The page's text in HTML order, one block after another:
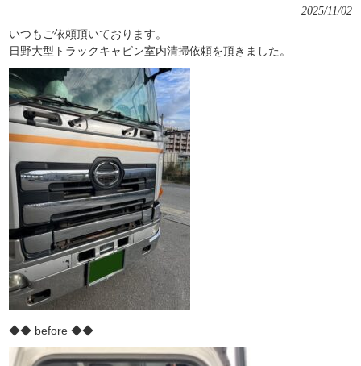
2025/11/02
いつもご依頼頂いております。
日野大型トラックキャビン室内清掃依頼を頂きました。
◆◆ before ◆◆